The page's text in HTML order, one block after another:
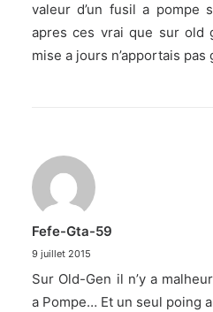
valeur d’un fusil a
apres ces vrai que sur old
mise a jours n’apportais pas
Fefe-Gta-59
9 juillet 2015
Sur Old-Gen il n’y a
a Pompe… Et un seul poing